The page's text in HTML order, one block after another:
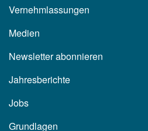
Vernehmlassungen
Medien
Newsletter abonnieren
Jahresberichte
Jobs
Grundlagen